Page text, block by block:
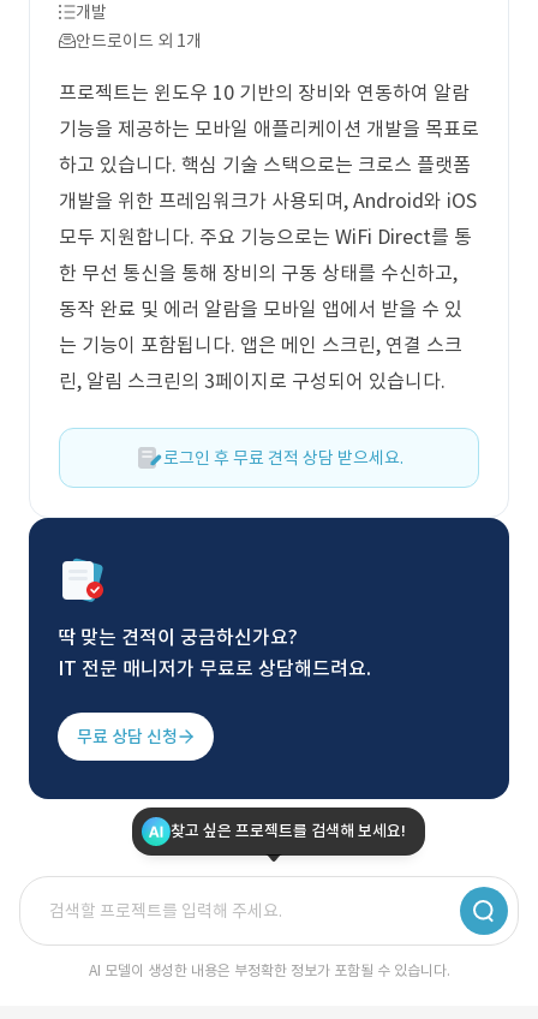
개발
안드로이드 외 1개
프로젝트는 윈도우 10 기반의 장비와 연동하여 알람
기능을 제공하는 모바일 애플리케이션 개발을 목표로
하고 있습니다. 핵심 기술 스택으로는 크로스 플랫폼
개발을 위한 프레임워크가 사용되며, Android와 iOS
모두 지원합니다. 주요 기능으로는 WiFi Direct를 통
한 무선 통신을 통해 장비의 구동 상태를 수신하고,
동작 완료 및 에러 알람을 모바일 앱에서 받을 수 있
는 기능이 포함됩니다. 앱은 메인 스크린, 연결 스크
린, 알림 스크린의 3페이지로 구성되어 있습니다.
로그인 후 무료 견적 상담 받으세요.
딱 맞는 견적이 궁금하신가요?
IT 전문 매니저가 무료로 상담해드려요.
무료 상담 신청
찾고 싶은 프로젝트를 검색해 보세요!
AI 모델이 생성한 내용은 부정확한 정보가 포함될 수 있습니다.